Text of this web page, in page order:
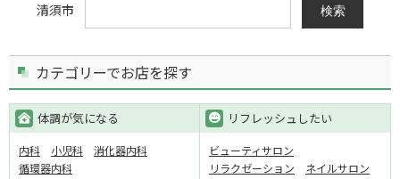
清須市 検索
カテゴリーでお店を探す
体調が気になる
内科 小児科
消化器内科
循環器内科
リフレッシュしたい
ビューティサロン
リラクゼーション
ネイルサロン